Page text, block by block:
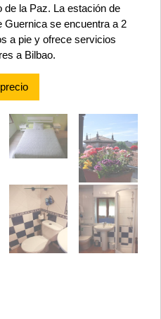
de la Paz. La estación de
Guernica se encuentra a 2
a pie y ofrece servicios
a Bilbao.